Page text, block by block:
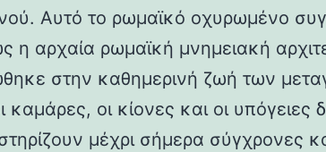
Αυτό το ρωμαϊκό οχυρωμένο
η αρχαία ρωμαϊκή μνημειακή
στην καθημερινή ζωή των
καμάρες, οι κίονες και οι υπόγειες
μέχρι σήμερα σύγχρονες